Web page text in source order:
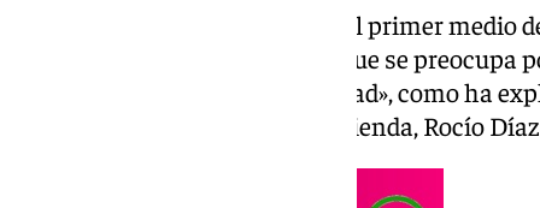
De esta forma, se convierte en el primer medio
que certifica que «es un metro que se
fundamental de nuestra sociedad», como ha
Articulación del Territorio y Vivienda, Rocío